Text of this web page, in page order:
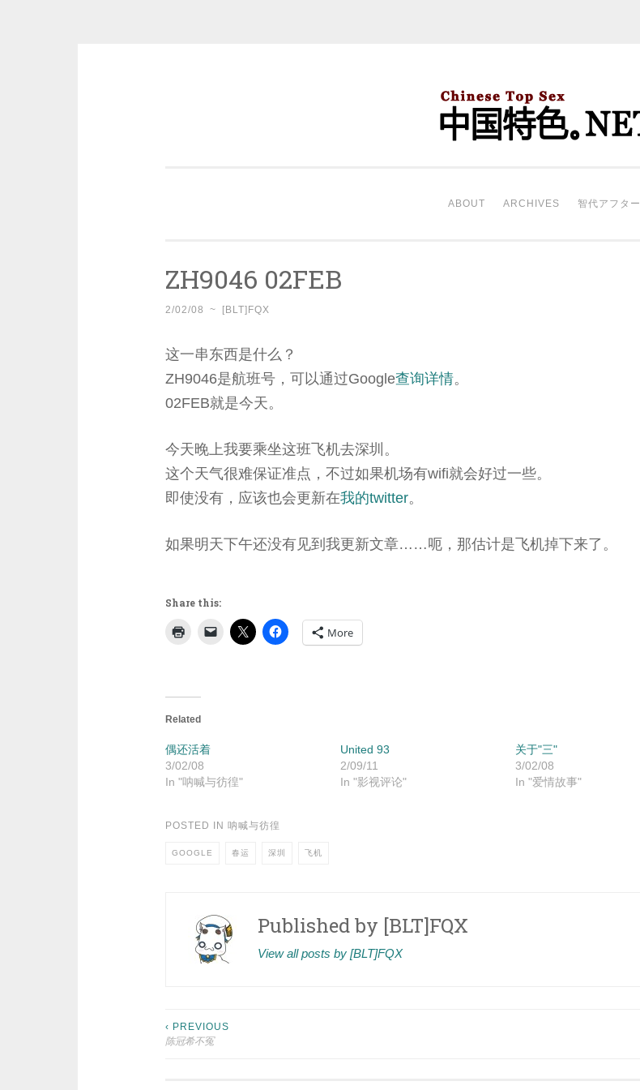
ABOUT ARCHIVES 智代アフター
ZH9046 02FEB
2/02/08 ~ [BLT]FQX
这一串东西是什么？
ZH9046是航班号，可以通过Google查询详情。
02FEB就是今天。
今天晚上我要乘坐这班飞机去深圳。
这个天气很难保证准点，不过如果机场有wifi就会好过一些。
即使没有，应该也会更新在我的twitter。
如果明天下午还没有见到我更新文章……呃，那估计是飞机掉下来了。
Share this:
More
Related
偶还活着
3/02/08
In "呐喊与彷徨"
United 93
2/09/11
In "影视评论"
关于"三"
3/02/08
In "爱情故事"
POSTED IN 呐喊与彷徨
GOOGLE 春运 深圳 飞机
Published by [BLT]FQX
View all posts by [BLT]FQX
Post
‹ PREVIOUS
陈冠希不冤